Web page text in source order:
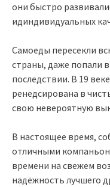
они быстро
идиндивидуальных
Самоеды пересекли
страны, даже попали
последствии. В 19
ренедсирована в
свою невероятную
В настоящее время,
отличными
времени на свежем
надёжность лучшего